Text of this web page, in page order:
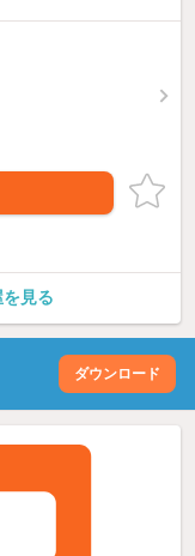
見る
ダウンロード